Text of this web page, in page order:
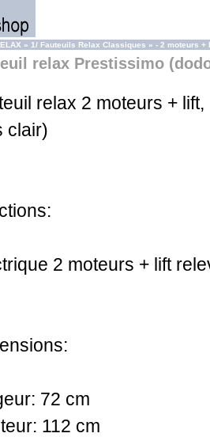
» 1/ Fauteuils Relax Classiques » - 2 moteurs +
relax Prestissimo
relax 2 moteurs +
clair)
2 moteurs + lift
72 cm
112 cm